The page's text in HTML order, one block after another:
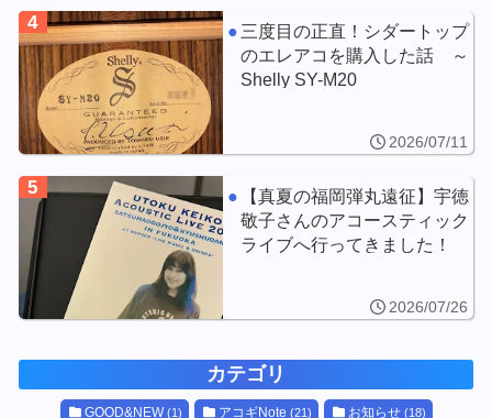
4
三度目の正直！シダートップ
のエレアコを購入した話 ～
Shelly SY-M20
2026/07/11
5
【真夏の福岡弾丸遠征】宇徳
敬子さんのアコースティック
ライブへ行ってきました！
2026/07/26
カテゴリ
GOOD&NEW (1) アコギNote (21) お知らせ (18)